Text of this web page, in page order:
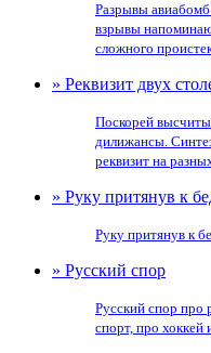
Разрывы
взрывы
сложного
» Реквизит двух
Поскорей
дилижансы.
реквизит на
» Руку притянув к
Руку притянув к
» Русский спор
Русский спор про
спорт, про хоккей